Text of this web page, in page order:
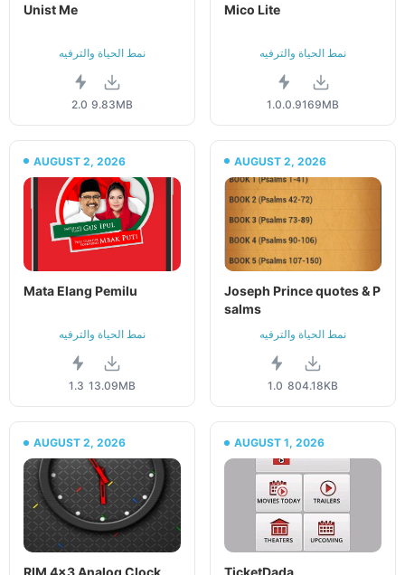
Unist Me
نمط الحياة والترفيه
2.0 9.83MB
Mico Lite
نمط الحياة والترفيه
1.0.0.9169MB
AUGUST 2, 2026
Mata Elang Pemilu
نمط الحياة والترفيه
1.3 13.09MB
AUGUST 2, 2026
Joseph Prince quotes & P
salms
نمط الحياة والترفيه
1.0 804.18KB
AUGUST 2, 2026 AUGUST 1, 2026